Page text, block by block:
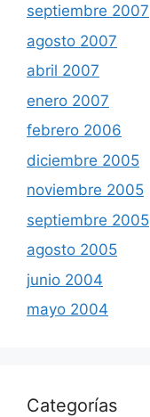
septiembre 2007
agosto 2007
abril 2007
enero 2007
febrero 2006
diciembre 2005
noviembre 2005
septiembre 2005
agosto 2005
junio 2004
mayo 2004
Categorías